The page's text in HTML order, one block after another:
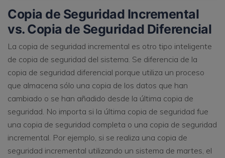
Copia de Seguridad Incremental
vs. Copia de Seguridad Diferencial
La copia de seguridad incremental es otro tipo inteligente
de copia de seguridad del sistema. Se diferencia de la
copia de seguridad diferencial porque utiliza un proceso
que almacena sólo una copia de los datos que han
cambiado o se han añadido desde la última copia de
seguridad. No importa si la última copia de seguridad fue
una copia de seguridad completa o una copia de seguridad
incremental. Por ejemplo, si se realiza una copia de
seguridad incremental utilizando un sistema de martes, el